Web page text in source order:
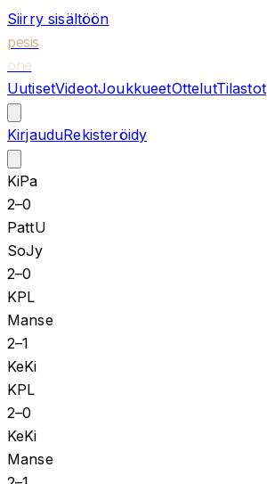
Siirry sisältöön
pesis
one
UutisetVideotJoukkueetOttelutTilastot
KirjauduRekisteröidy
KiPa
2–0
PattU
SoJy
2–0
KPL
Manse
2–1
KeKi
KPL
2–0
KeKi
Manse